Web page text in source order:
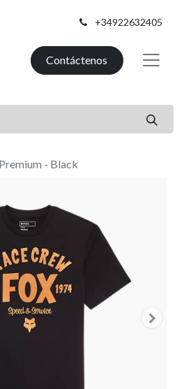
+34922632405
Contáctenos
- Black